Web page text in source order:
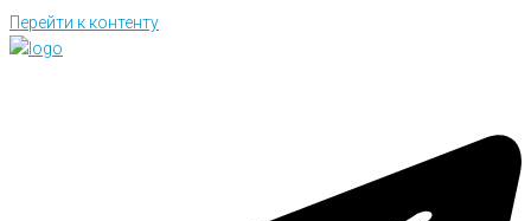
Перейти к контенту